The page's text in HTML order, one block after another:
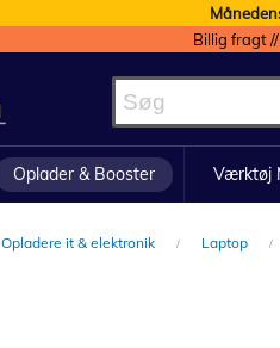
Billig fragt
Oplader & Booster Værktøj
Opladere it & elektronik Laptop